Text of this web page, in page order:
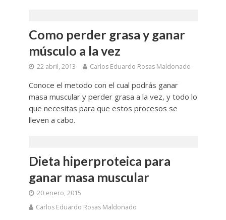
Como perder grasa y ganar
músculo a la vez
22 abril, 2013 Carlos Eduardo Rosas Maldonado
Conoce el metodo con el cual podrás ganar
masa muscular y perder grasa a la vez, y todo lo
que necesitas para que estos procesos se
lleven a cabo.
Dieta hiperproteica para
ganar masa muscular
20 enero, 2015
Carlos Eduardo Rosas Maldonado